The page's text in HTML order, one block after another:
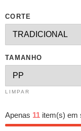
CORTE
TAMANHO
LIMPAR
Apenas 11 item(s) em